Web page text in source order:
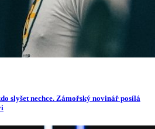
slyšet nechce. Zámořský novinář posílá